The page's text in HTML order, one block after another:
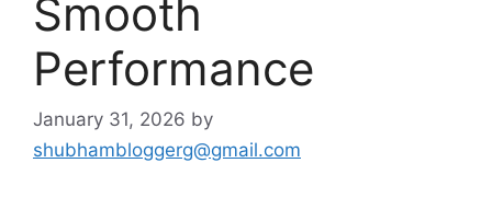
Smooth
Performance
January 31, 2026 by
shubhambloggerg@gmail.com